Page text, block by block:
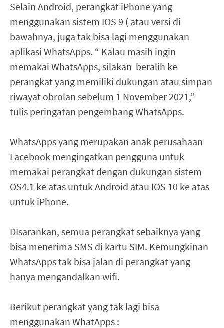
Selain Android, perangkat iPhone yang
menggunakan sistem IOS 9 ( atau versi di
bawahnya, juga tak bisa lagi menggunakan
aplikasi WhatsApps. “ Kalau masih ingin
memakai WhatsApps, silakan beralih ke
perangkat yang memiliki dukungan atau simpan
riwayat obrolan sebelum 1 November 2021,”
tulis peringatan pengembang WhatsApps.
WhatsApps yang merupakan anak perusahaan
Facebook mengingatkan pengguna untuk
memakai perangkat dengan dukungan sistem
OS4.1 ke atas untuk Android atau IOS 10 ke atas
untuk iPhone.
DIsarankan, semua perangkat sebaiknya yang
bisa menerima SMS di kartu SIM. Kemungkinan
WhatsApps tak bisa jalan di perangkat yang
hanya mengandalkan wifi.
Berikut perangkat yang tak lagi bisa
menggunakan WhatApps :